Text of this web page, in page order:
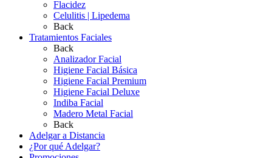
Flacidez
Celulitis | Lipedema
Back
Tratamientos Faciales
Back
Analizador Facial
Higiene Facial Básica
Higiene Facial Premium
Higiene Facial Deluxe
Indiba Facial
Madero Metal Facial
Back
Adelgar a Distancia
¿Por qué Adelgar?